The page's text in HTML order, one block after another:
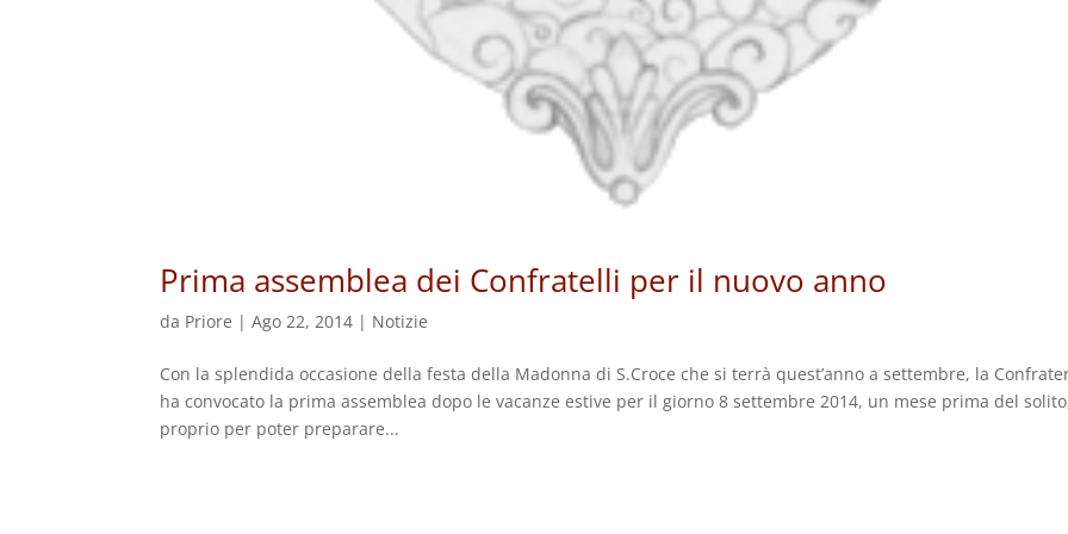
Prima assemblea dei Confratelli per il nuovo anno
da Priore |Ago 22, 2014 | Notizie
Con la splendida occasione della festa della Madonna di S.Croce che si terrà quest’anno a settembre, la
ha convocato la prima assemblea dopo le vacanze estive per il giorno 8 settembre 2014, un mese prima del
proprio per poter preparare...